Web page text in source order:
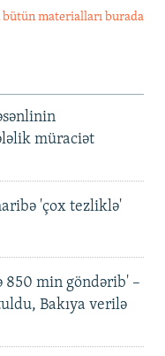
bütün materialları burada
müraciət
'çox tezliklə'
min göndərib' –
Bakıya verilə